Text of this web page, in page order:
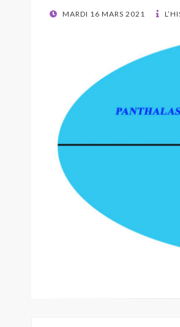
POSTED
MARDI 16 MARS 2021